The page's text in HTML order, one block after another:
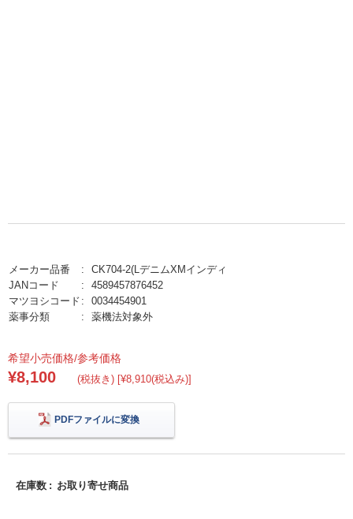
メーカー品番
CK704-2(LデニムXMインディ
JANコード
4589457876452
マツヨシコード
0034454901
薬事分類
薬機法対象外
希望小売価格/参考価格
¥8,100 (税抜き) [¥8,910(税込み)]
PDFファイルに変換
在庫数 お取り寄せ商品